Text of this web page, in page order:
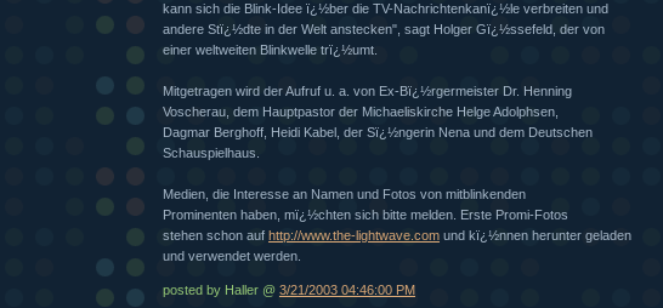
kann sich die Blink-Idee ï¿½ber die TV-Nachrichtenkanï¿½le verbreiten und
andere Stï¿½dte in der Welt anstecken", sagt Holger Gï¿½ssefeld, der von
einer weltweiten Blinkwelle trï¿½umt.
Mitgetragen wird der Aufruf u. a. von Ex-Bï¿½rgermeister Dr. Henning
Voscherau, dem Hauptpastor der Michaeliskirche Helge Adolphsen,
Dagmar Berghoff, Heidi Kabel, der Sï¿½ngerin Nena und dem Deutschen
Schauspielhaus.
Medien, die Interesse an Namen und Fotos von mitblinkenden
Prominenten haben, mï¿½chten sich bitte melden. Erste Promi-Fotos
stehen schon auf http://www.the-lightwave.com und kï¿½nnen herunter geladen
und verwendet werden.
posted by Haller @ 3/21/2003 04:46:00 PM